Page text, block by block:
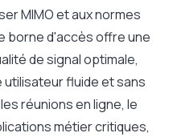
MIMO et aux normes
borne d'accès offre une
de signal optimale,
fluide et sans
réunions en ligne, le
métier critiques,